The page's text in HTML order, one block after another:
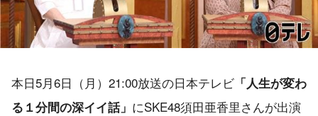
本日5月6日（月）21:00放送の日本テレビ 「人生が変わ
る１分間の深イイ話」 にSKE48須田亜香里さんが出演